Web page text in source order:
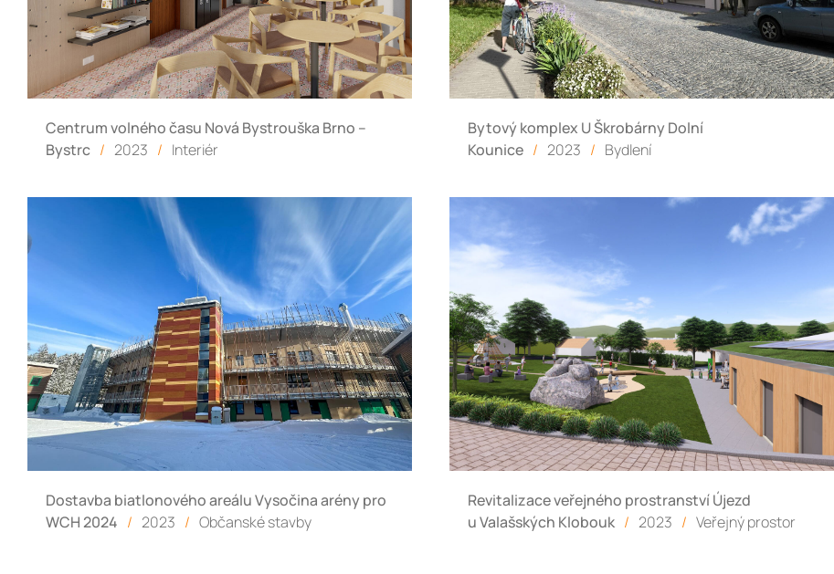
Centrum volného času Nová Bystrouška Brno –
Bystrc / 2023 / Interiér
Bytový komplex U Škrobárny Dolní
Kounice / 2023 / Bydlení
Dostavba biatlonového areálu Vysočina arény pro
WCH 2024 / 2023 / Občanské stavby
Revitalizace veřejného prostranství Újezd
u Valašských Klobouk / 2023 / Veřejný prostor